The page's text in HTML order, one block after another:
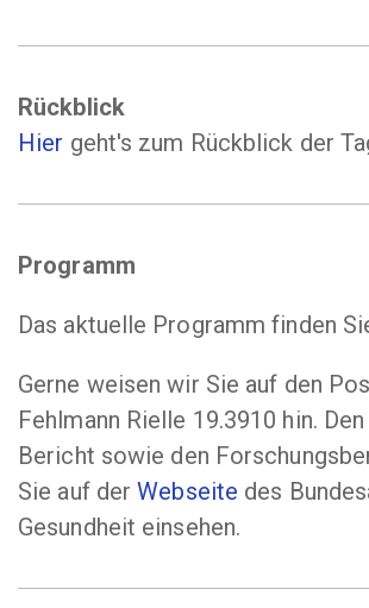
Rückblick
Hier geht's zum Rückblick der
Programm
Das aktuelle Programm finden
Gerne weisen wir Sie auf den
Fehlmann Rielle 19.3910 hin.
Bericht sowie den
Sie auf derWebseite des
Gesundheit einsehen.